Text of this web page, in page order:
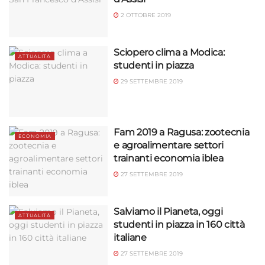
Utilizzare dati di geolocalizzazione precisi,
Riconoscere i dispositivi in base a informazioni
Garantire la sicurezza, prevenire e
rilevare frodi, correggere errori, Erogare
e presentare pubblicità e contenuto,
2 OTTOBRE 2019
ATTUALITÀ
Sciopero clima a Modica:
studenti in piazza
29 SETTEMBRE 2019
ECONOMIA
Fam 2019 a Ragusa: zootecnia
e agroalimentare settori
trainanti economia iblea
27 SETTEMBRE 2019
ATTUALITÀ
Salviamo il Pianeta, oggi
studenti in piazza in 160 città
italiane
27 SETTEMBRE 2019